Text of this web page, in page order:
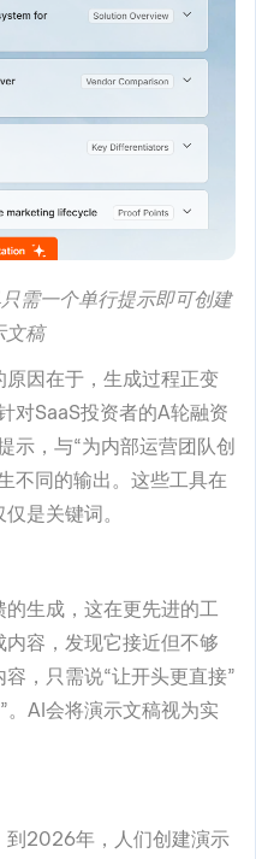
需一个单行提示即可创建
文稿
因在于，生成过程正变
对SaaS投资者的A轮融资
示，与“为内部运营团队创
不同的输出。这些工具在
是关键词。
生成，这在更先进的工
容，发现它接近但不够
，只需说“让开头更直接”
。AI会将演示文稿视为实
到2026年，人们创建演示